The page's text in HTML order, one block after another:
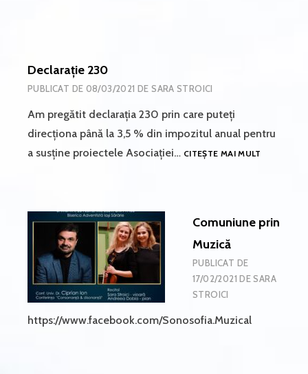
Declarație 230
PUBLICAT DE 08/03/2021 DESARA STROICI
Am pregătit declarația 230 prin care puteți
direcționa până la 3,5 % din impozitul anual pentru
a susține proiectele Asociației… CITEȘTE MAI MULT
Comuniune prin
Muzică
PUBLICAT DE
17/02/2021 DESARA
STROICI
https://www.facebook.com/Sonosofia.Muzical